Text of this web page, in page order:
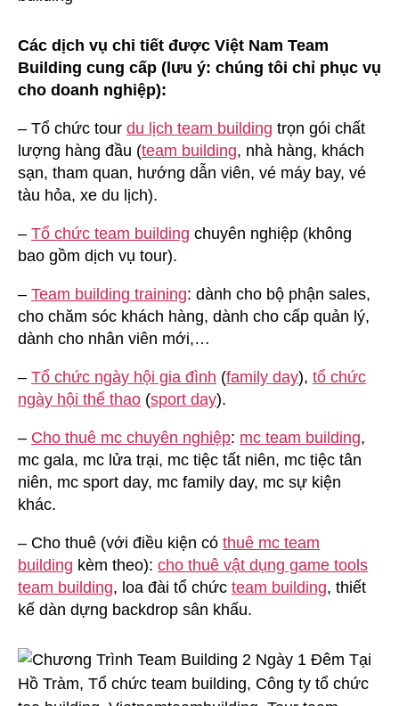
Các dịch vụ chi tiết được Việt Nam Team
Building cung cấp (lưu ý: chúng tôi chỉ phục vụ
cho doanh nghiệp):
– Tổ chức tour du lịch team building trọn gói chất
lượng hàng đầu (team building, nhà hàng, khách
sạn, tham quan, hướng dẫn viên, vé máy bay, vé
tàu hỏa, xe du lịch).
– Tổ chức team building chuyên nghiệp (không
bao gồm dịch vụ tour).
– Team building training: dành cho bộ phận sales,
cho chăm sóc khách hàng, dành cho cấp quản lý,
dành cho nhân viên mới,…
– Tổ chức ngày hội gia đình (family day), tổ chức
ngày hội thể thao (sport day).
– Cho thuê mc chuyên nghiệp: mc team building,
mc gala, mc lửa trại, mc tiệc tất niên, mc tiệc tân
niên, mc sport day, mc family day, mc sự kiện
khác.
– Cho thuê (với điều kiện có thuê mc team
building kèm theo): cho thuê vật dụng game tools
team building, loa đài tổ chức team building, thiết
kế dàn dựng backdrop sân khấu.